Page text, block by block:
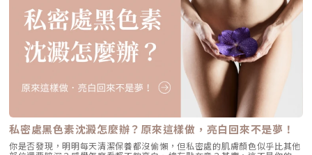
私密處黑色素沈澱怎麼辦？原來這樣做，亮白回來不是夢！
你是否發現，明明每天清潔保養都沒偷懶，但私密處的肌膚顏色似乎比其他